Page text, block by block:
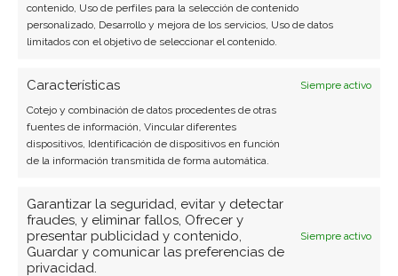
contenido, Uso de perfiles para la selección de contenido
personalizado, Desarrollo y mejora de los servicios, Uso de datos
limitados con el objetivo de seleccionar el contenido.
Características
Siempre activo
Cotejo y combinación de datos procedentes de otras
fuentes de información, Vincular diferentes
dispositivos, Identificación de dispositivos en función
de la información transmitida de forma automática.
Garantizar la seguridad, evitar y detectar
fraudes, y eliminar fallos, Ofrecer y
presentar publicidad y contenido,
Guardar y comunicar las preferencias de
privacidad.
Siempre activo